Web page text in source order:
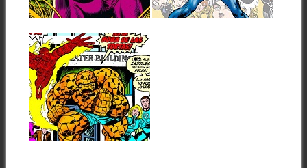
▶
1979)
14.11.22
RESEÑAS: LOS
CUATRO
FANTÁSTICOS:
OMNIGOLD 9:
«CUANDO LOS
TITANES
CHOCAN» (1976-
▶